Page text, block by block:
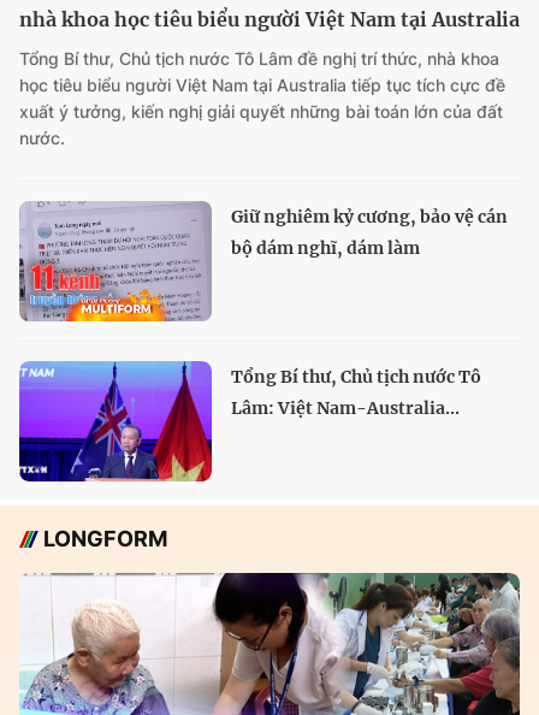
nhà khoa học tiêu biểu người Việt Nam tại Australia
Tổng Bí thư, Chủ tịch nước Tô Lâm đề nghị trí thức, nhà khoa
học tiêu biểu người Việt Nam tại Australia tiếp tục tích cực đề
xuất ý tưởng, kiến nghị giải quyết những bài toán lớn của đất
nước.
Giữ nghiêm kỷ cương, bảo vệ cán
bộ dám nghĩ, dám làm
Tổng Bí thư, Chủ tịch nước Tô
Lâm: Việt Nam-Australia...
LONGFORM